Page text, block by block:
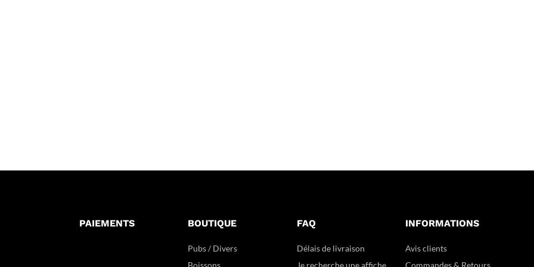
PAIEMENTS BOUTIQUE
Pubs / Divers
Boissons
FAQ
Délais de livraison
Je recherche une affiche
INFORMATIONS
Avis clients
Commandes & Retours